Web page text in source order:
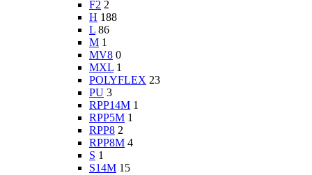
F2 2
H 188
L 86
M 1
MV8 0
MXL 1
POLYFLEX 23
PU 3
RPP14M 1
RPP5M 1
RPP8 2
RPP8M 4
S 1
S14M 15